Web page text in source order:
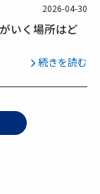
2026-04-30
いく場所はど
続きを読む